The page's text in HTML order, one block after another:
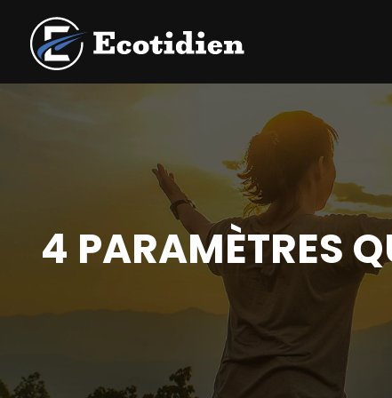
4 PARAMÈTRES